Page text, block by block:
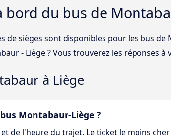
bord du bus de
de sièges sont disponibles pour les bus
- Liège ? Vous trouverez les réponses à
à Liège
Montabaur-Liège ?
de l'heure du trajet. Le ticket le moins